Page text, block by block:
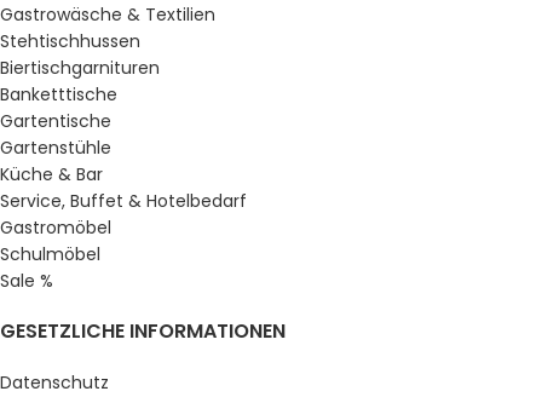
Gastrowäsche & Textilien
Stehtischhussen
Biertischgarnituren
Banketttische
Gartentische
Gartenstühle
Küche & Bar
Service, Buffet & Hotelbedarf
Gastromöbel
Schulmöbel
Sale %
GESETZLICHE INFORMATIONEN
Datenschutz